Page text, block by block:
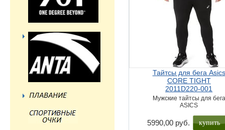
Тайтсы для бега Asics
CORE TIGHT
2011D220-001
Мужские тайтсы для бега
ASICS
5990,00 руб. купить